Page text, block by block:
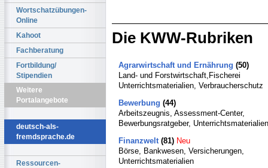
Wortschatzübungen-
Online
Kahoot
Fachberatung
Fortbildung/
Stipendien
Weitere
Portalangebote
deutsch-als-
fremdsprache.de
Ressourcen-
Die KWW-Rubriken
Agrarwirtschaft und Ernährung (50)
Land- und Forstwirtschaft,Fischerei
Unterrichtsmaterialien, Verbraucherschutz
Bewerbung (44)
Arbeitszeugnis, Assessment-Center,
Bewerbungsratgeber, Unterrichtsmaterialien
Finanzwelt(81) Neu
Börse, Bankwesen, Versicherungen,
Unterrichtsmaterialien